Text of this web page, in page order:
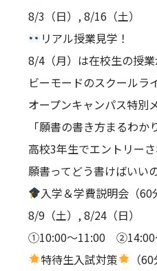
8/3（日）, 8/16（土）
リアル授業見学！
8/4（月）は在校生の授
ビーモードのスクールラ
オープンキャンパス特別
「願書の書き方まるわか
高校3年生でエントリーさ
願書ってどう書けばいい
入学＆学費説明会（60
8/9（土）, 8/24（日）
①10:00～11:00 ②14:00
特待生入試対策
（